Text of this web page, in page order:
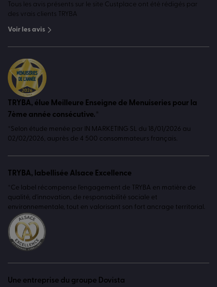
Tous les avis présents sur le site Custplace ont été rédigés par
des vrais clients TRYBA
Voir les avis
TRYBA, élue Meilleure Enseigne de Menuiseries pour la
7ème année consécutive.*
*Selon étude menée par IN MARKETING SL du 18/01/2026 au
02/02/2026, auprès de 4 500 consommateurs français.
TRYBA, labellisée Alsace Excellence
*Ce label récompense l'engagement de TRYBA en matière de
qualité, d'innovation, de responsabilité sociale et
environnementale, tout en valorisant son fort ancrage territorial.
Une entreprise du groupe Dovista